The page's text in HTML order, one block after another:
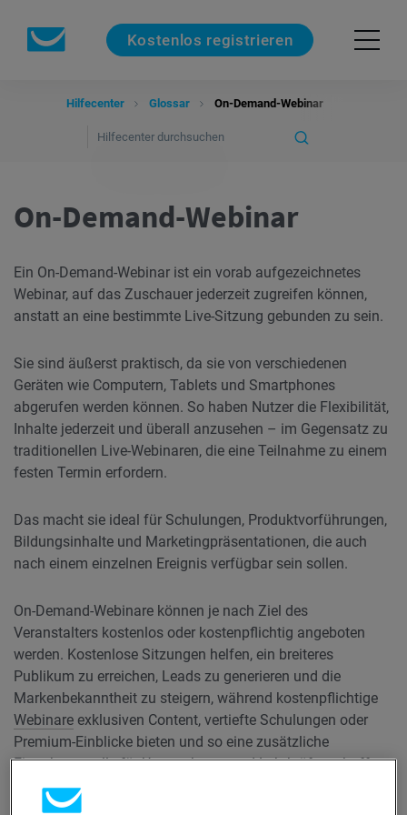
Kostenlos registrieren
Hilfecenter Glossar On-Demand-Webinar
On-Demand-Webinar
Ein On-Demand-Webinar ist ein vorab aufgezeichnetes
Webinar, auf das Zuschauer jederzeit zugreifen können,
anstatt an eine bestimmte Live-Sitzung gebunden zu sein.
Sie sind äußerst praktisch, da sie von verschiedenen
Geräten wie Computern, Tablets und Smartphones
abgerufen werden können. So haben Nutzer die Flexibilität,
Inhalte jederzeit und überall anzusehen – im Gegensatz zu
traditionellen Live-Webinaren, die eine Teilnahme zu einem
festen Termin erfordern.
Das macht sie ideal für Schulungen, Produktvorführungen,
Bildungsinhalte und Marketingpräsentationen, die auch
nach einem einzelnen Ereignis verfügbar sein sollen.
On-Demand-Webinare können je nach Ziel des
Veranstalters kostenlos oder kostenpflichtig angeboten
werden. Kostenlose Sitzungen helfen, ein breiteres
Publikum zu erreichen, Leads zu generieren und die
Markenbekanntheit zu steigern, während kostenpflichtige
Webinare exklusiven Content, vertiefte Schulungen oder
Premium-Einblicke bieten und so eine zusätzliche
Einnahmequelle für Unternehmen und Lehrkräfte schaffen.
Um die Interaktion zu steigern und Conversions zu fördern,